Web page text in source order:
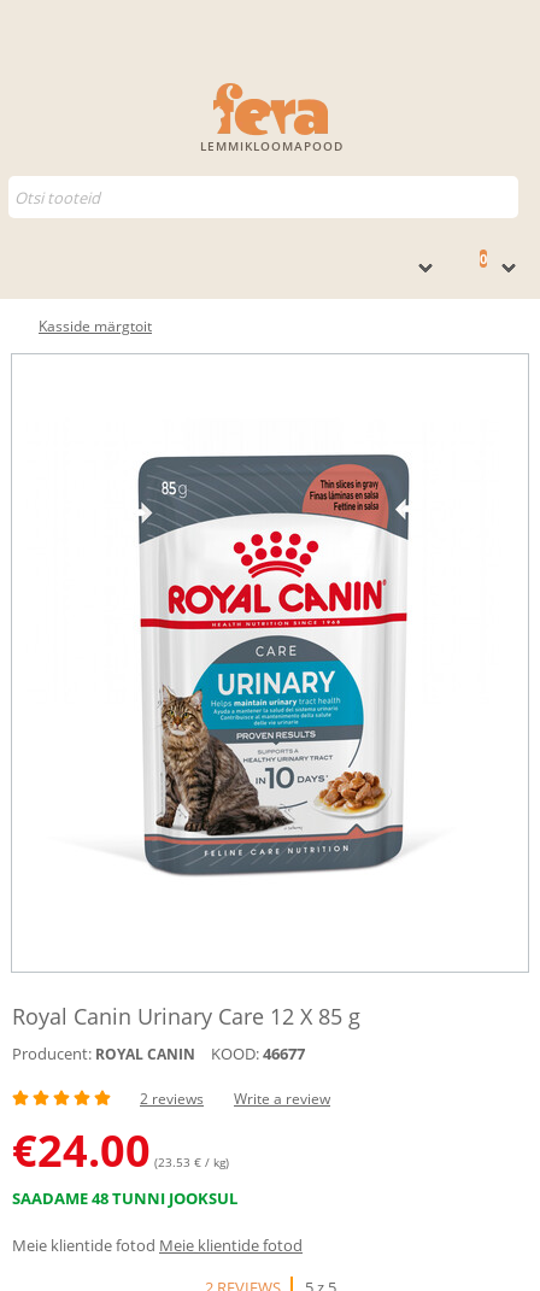
LEMMIKLOOMAPOOD
0
Kasside märgtoit
Royal Canin Urinary Care 12 X 85 g
Producent: ROYAL CANIN KOOD:46677
2 reviews Write a review
€24.00 (23.53 € / kg)
SAADAME 48 TUNNI JOOKSUL
Meie klientide fotod Meie klientide fotod